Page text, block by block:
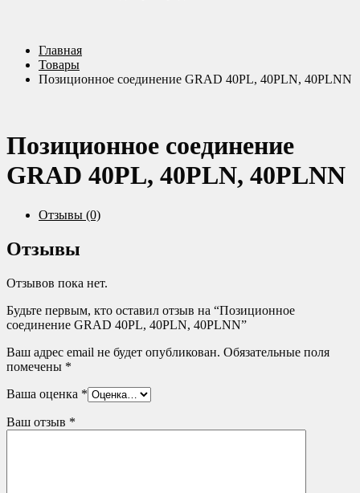
Главная
Товары
Позиционное соединение GRAD 40PL, 40PLN, 40PLNN
Позиционное соединение
GRAD 40PL, 40PLN, 40PLNN
Отзывы (0)
Отзывы
Отзывов пока нет.
Будьте первым, кто оставил отзыв на “Позиционное
соединение GRAD 40PL, 40PLN, 40PLNN”
Ваш адрес email не будет опубликован. Обязательные поля
помечены *
Ваша оценка *
Ваш отзыв *